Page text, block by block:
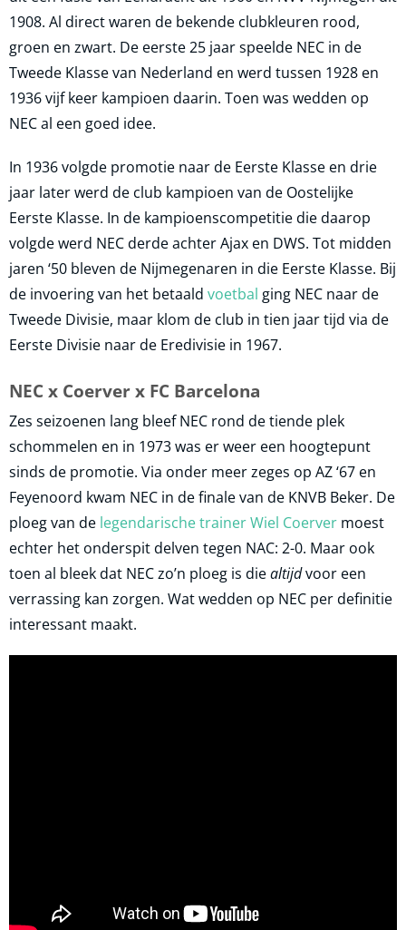
1908. Al direct waren de bekende clubkleuren rood,
groen en zwart. De eerste 25 jaar speelde NEC in de
Tweede Klasse van Nederland en werd tussen 1928 en
1936 vijf keer kampioen daarin. Toen was wedden op
NEC al een goed idee.
In 1936 volgde promotie naar de Eerste Klasse en drie
jaar later werd de club kampioen van de Oostelijke
Eerste Klasse. In de kampioenscompetitie die daarop
volgde werd NEC derde achter Ajax en DWS. Tot midden
jaren ‘50 bleven de Nijmegenaren in die Eerste Klasse. Bij
de invoering van het betaald voetbal ging NEC naar de
Tweede Divisie, maar klom de club in tien jaar tijd via de
Eerste Divisie naar de Eredivisie in 1967.
NEC x Coerver x FC Barcelona
Zes seizoenen lang bleef NEC rond de tiende plek
schommelen en in 1973 was er weer een hoogtepunt
sinds de promotie. Via onder meer zeges op AZ ‘67 en
Feyenoord kwam NEC in de finale van de KNVB Beker. De
ploeg van de legendarische trainer Wiel Coerver moest
echter het onderspit delven tegen NAC: 2-0. Maar ook
toen al bleek dat NEC zo’n ploeg is diealtijdvoor een
verrassing kan zorgen. Wat wedden op NEC per definitie
interessant maakt.